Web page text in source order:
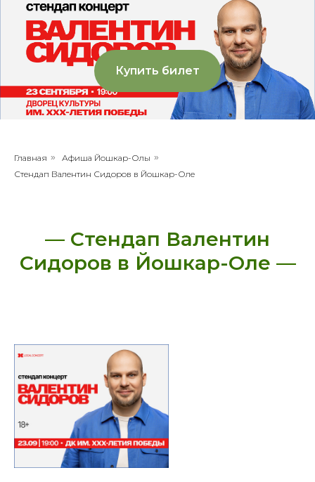
Купить билет
Главная » Афиша Йошкар-Олы »
Стендап Валентин Сидоров в Йошкар-Оле
— Стендап Валентин
Сидоров в Йошкар-Оле —